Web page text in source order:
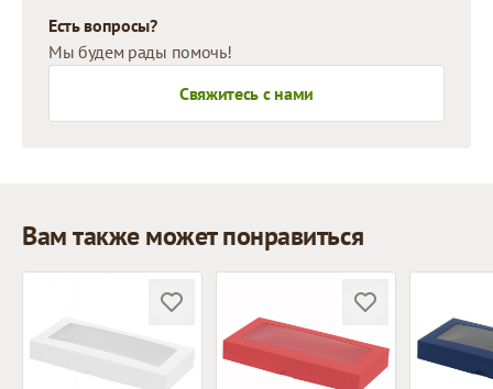
Есть вопросы?
Мы будем рады помочь!
Свяжитесь с нами
Вам также может понравиться